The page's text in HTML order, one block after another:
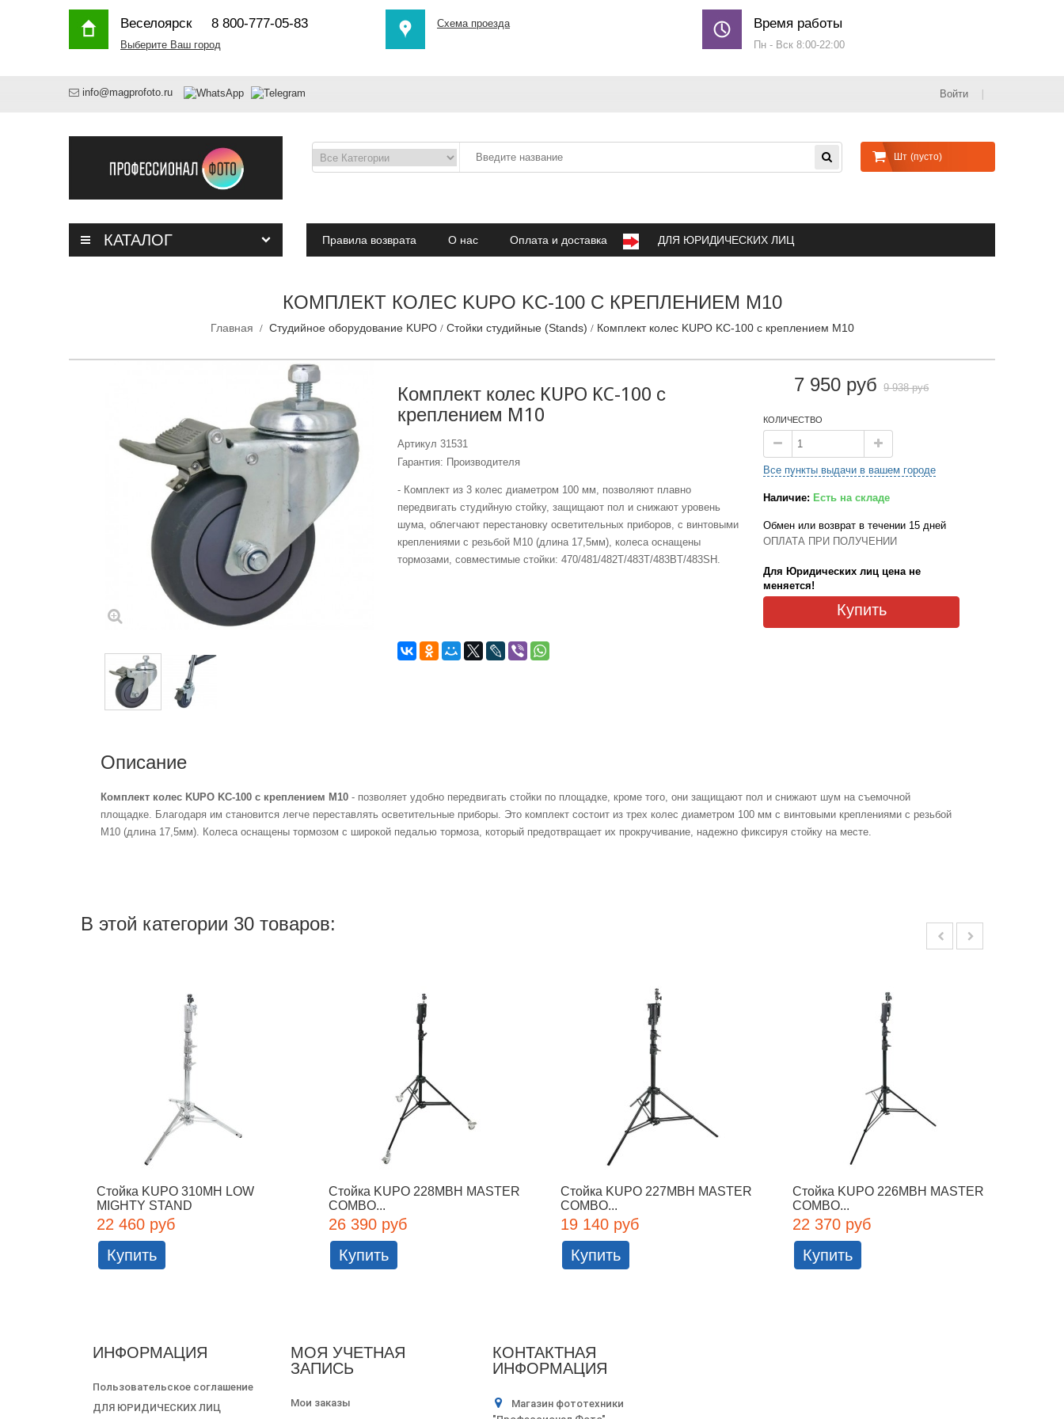
Веселоярск8 800-777-05-83
Выберите Ваш город
Схема проезда Время работы
Пн - Вск 8:00-22:00
info@magprofoto.ru Войти
Шт (пусто)
КАТАЛОГ Правила возврата О нас Оплата и доставка ДЛЯ ЮРИДИЧЕСКИХ ЛИЦ
КОМПЛЕКТ КОЛЕС KUPO KC-100 С КРЕПЛЕНИЕМ M10
Главная Студийное оборудование KUPO Стойки студийные (Stands) Комплект колес KUPO KC-100 с креплением M10
Комплект колес KUPO KC-100 с
креплением M10
Артикул 31531
Гарантия: Производителя
- Комплект из 3 колес диаметром 100 мм, позволяют плавно
передвигать студийную стойку, защищают пол и снижают уровень
шума, облегчают перестановку осветительных приборов, с винтовыми
креплениями с резьбой M10 (длина 17,5мм), колеса оснащены
тормозами, совместимые стойки: 470/481/482T/483T/483BT/483SH.
7 950 руб 9 938 руб
КОЛИЧЕСТВО
Все пункты выдачи в вашем городе
Наличие: Есть на складе
Обмен или возврат в течении 15 дней
ОПЛАТА ПРИ ПОЛУЧЕНИИ
Для Юридических лиц цена не
меняется!
Купить
Описание
Комплект колес KUPO KC-100 с креплением M10 - позволяет удобно передвигать стойки по площадке, кроме того, они защищают пол и снижают шум на съемочной
площадке. Благодаря им становится легче переставлять осветительные приборы. Это комплект состоит из трех колес диаметром 100 мм с винтовыми креплениями с резьбой
M10 (длина 17,5мм). Колеса оснащены тормозом с широкой педалью тормоза, который предотвращает их прокручивание, надежно фиксируя стойку на месте.
В этой категории 30 товаров:
Стойка KUPO 310MH LOW
MIGHTY STAND
22 460 руб
Купить
Стойка KUPO 228MBH MASTER
COMBO...
26 390 руб
Купить
Стойка KUPO 227MBH MASTER
COMBO...
19 140 руб
Купить
Стойка KUPO 226MBH MASTER
COMBO...
22 370 руб
Купить
ИНФОРМАЦИЯ
Пользовательское соглашение
ДЛЯ ЮРИДИЧЕСКИХ ЛИЦ
МОЯ УЧЕТНАЯ
ЗАПИСЬ
Мои заказы
КОНТАКТНАЯ
ИНФОРМАЦИЯ
Магазин фототехники